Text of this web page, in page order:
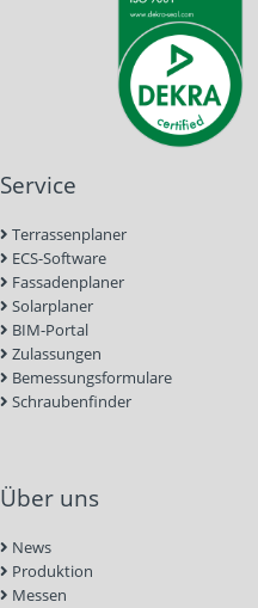
Service
Terrassenplaner
ECS-Software
Fassadenplaner
Solarplaner
BIM-Portal
Zulassungen
Bemessungsformulare
Schraubenfinder
Über uns
News
Produktion
Messen